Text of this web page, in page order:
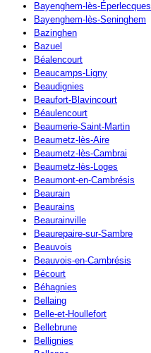
Bayenghem-lès-Éperlecques
Bayenghem-lès-Seninghem
Bazinghen
Bazuel
Béalencourt
Beaucamps-Ligny
Beaudignies
Beaufort-Blavincourt
Béaulencourt
Beaumerie-Saint-Martin
Beaumetz-lès-Aire
Beaumetz-lès-Cambrai
Beaumetz-lès-Loges
Beaumont-en-Cambrésis
Beaurain
Beaurains
Beaurainville
Beaurepaire-sur-Sambre
Beauvois
Beauvois-en-Cambrésis
Bécourt
Béhagnies
Bellaing
Belle-et-Houllefort
Bellebrune
Bellignies